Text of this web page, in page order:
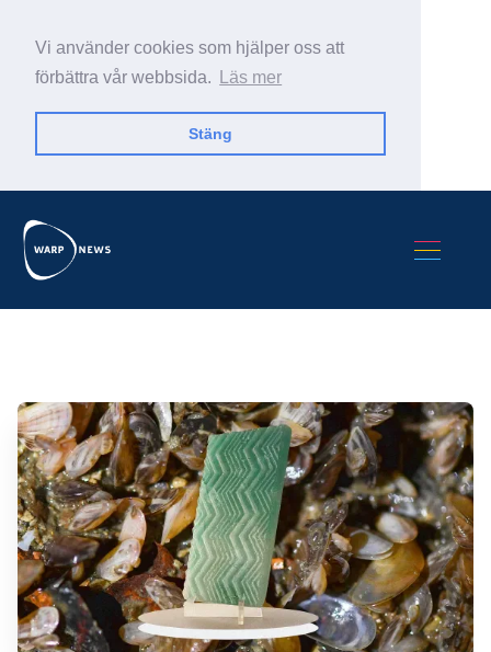
Vi använder cookies som hjälper oss att
förbättra vår webbsida.
Läs mer
Stäng